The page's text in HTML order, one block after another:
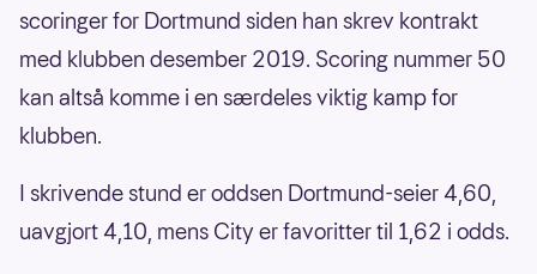
scoringer for Dortmund siden han skrev kontrakt
med klubben desember 2019. Scoring nummer 50
kan altså komme i en særdeles viktig kamp for
klubben.
I skrivende stund er oddsen Dortmund-seier 4,60,
uavgjort 4,10, mens City er favoritter til 1,62 i odds.